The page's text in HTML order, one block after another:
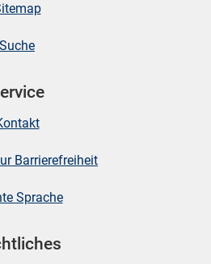
Suche
Barrierefreiheit
Sprache